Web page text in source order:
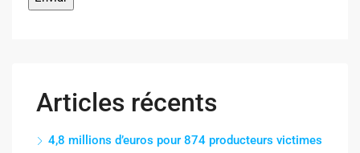
Articles récents
4,8 millions d’euros pour 874 producteurs victimes